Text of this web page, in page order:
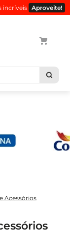
incríveis Aproveite!
Acessórios